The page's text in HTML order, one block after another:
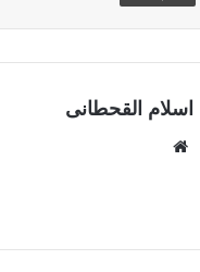
اسلام القحطانى
ا